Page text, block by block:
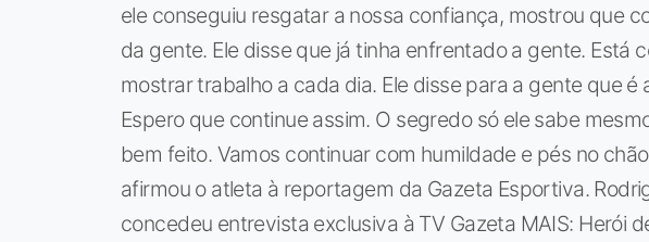
ele conseguiu resgatar a nossa confiança, mostrou que
da gente. Ele disse que já tinha enfrentado a gente. Está
mostrar trabalho a cada dia. Ele disse para a gente que
Espero que continue assim. O segredo só ele sabe
bem feito. Vamos continuar com humildade e pés no
afirmou o atleta à reportagem da Gazeta Esportiva.
concedeu entrevista exclusiva à TV Gazeta MAIS: Herói